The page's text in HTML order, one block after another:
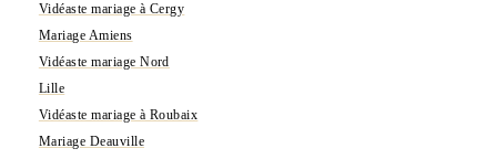
Vidéaste mariage à Cergy
Mariage Amiens
Vidéaste mariage Nord
Lille
Vidéaste mariage à Roubaix
Mariage Deauville